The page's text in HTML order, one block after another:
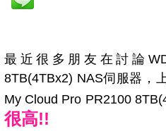
最近很多朋友在討論
8TB(4TBx2) NAS伺服器，
My Cloud Pro PR2100
很高!!